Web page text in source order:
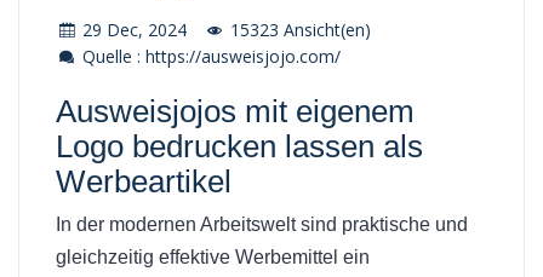
29 Dec, 2024
15323 Ansicht(en)
Quelle : https://ausweisjojo.com/
Ausweisjojos mit eigenem
Logo bedrucken lassen als
Werbeartikel
In der modernen Arbeitswelt sind praktische und
gleichzeitig effektive Werbemittel ein